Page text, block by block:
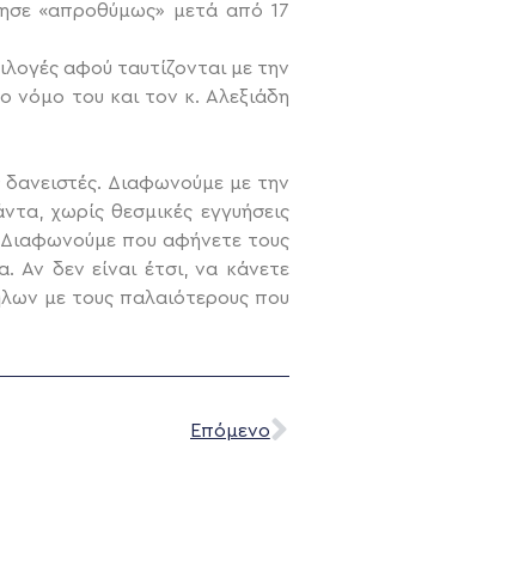
«απροθύμως» μετά από 17
αφού ταυτίζονται με την
νόμο του και τον κ. Αλεξιάδη
Διαφωνούμε με την
χωρίς θεσμικές εγγυήσεις
που αφήνετε τους
Αν δεν είναι έτσι, να κάνετε
με τους παλαιότερους που
Επόμενο